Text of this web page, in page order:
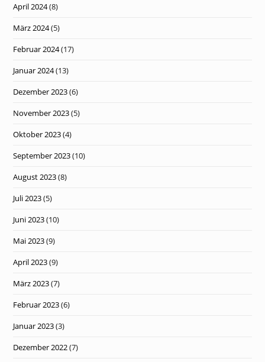
April 2024(8)
März 2024(5)
Februar 2024(17)
Januar 2024(13)
Dezember 2023(6)
November 2023(5)
Oktober 2023(4)
September 2023(10)
August 2023(8)
Juli 2023(5)
Juni 2023(10)
Mai 2023(9)
April 2023(9)
März 2023(7)
Februar 2023(6)
Januar 2023(3)
Dezember 2022(7)